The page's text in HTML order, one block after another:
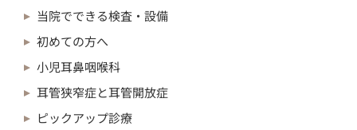
当院でできる検査・設備
初めての方へ
小児耳鼻咽喉科
耳管狭窄症と耳管開放症
ピックアップ診療